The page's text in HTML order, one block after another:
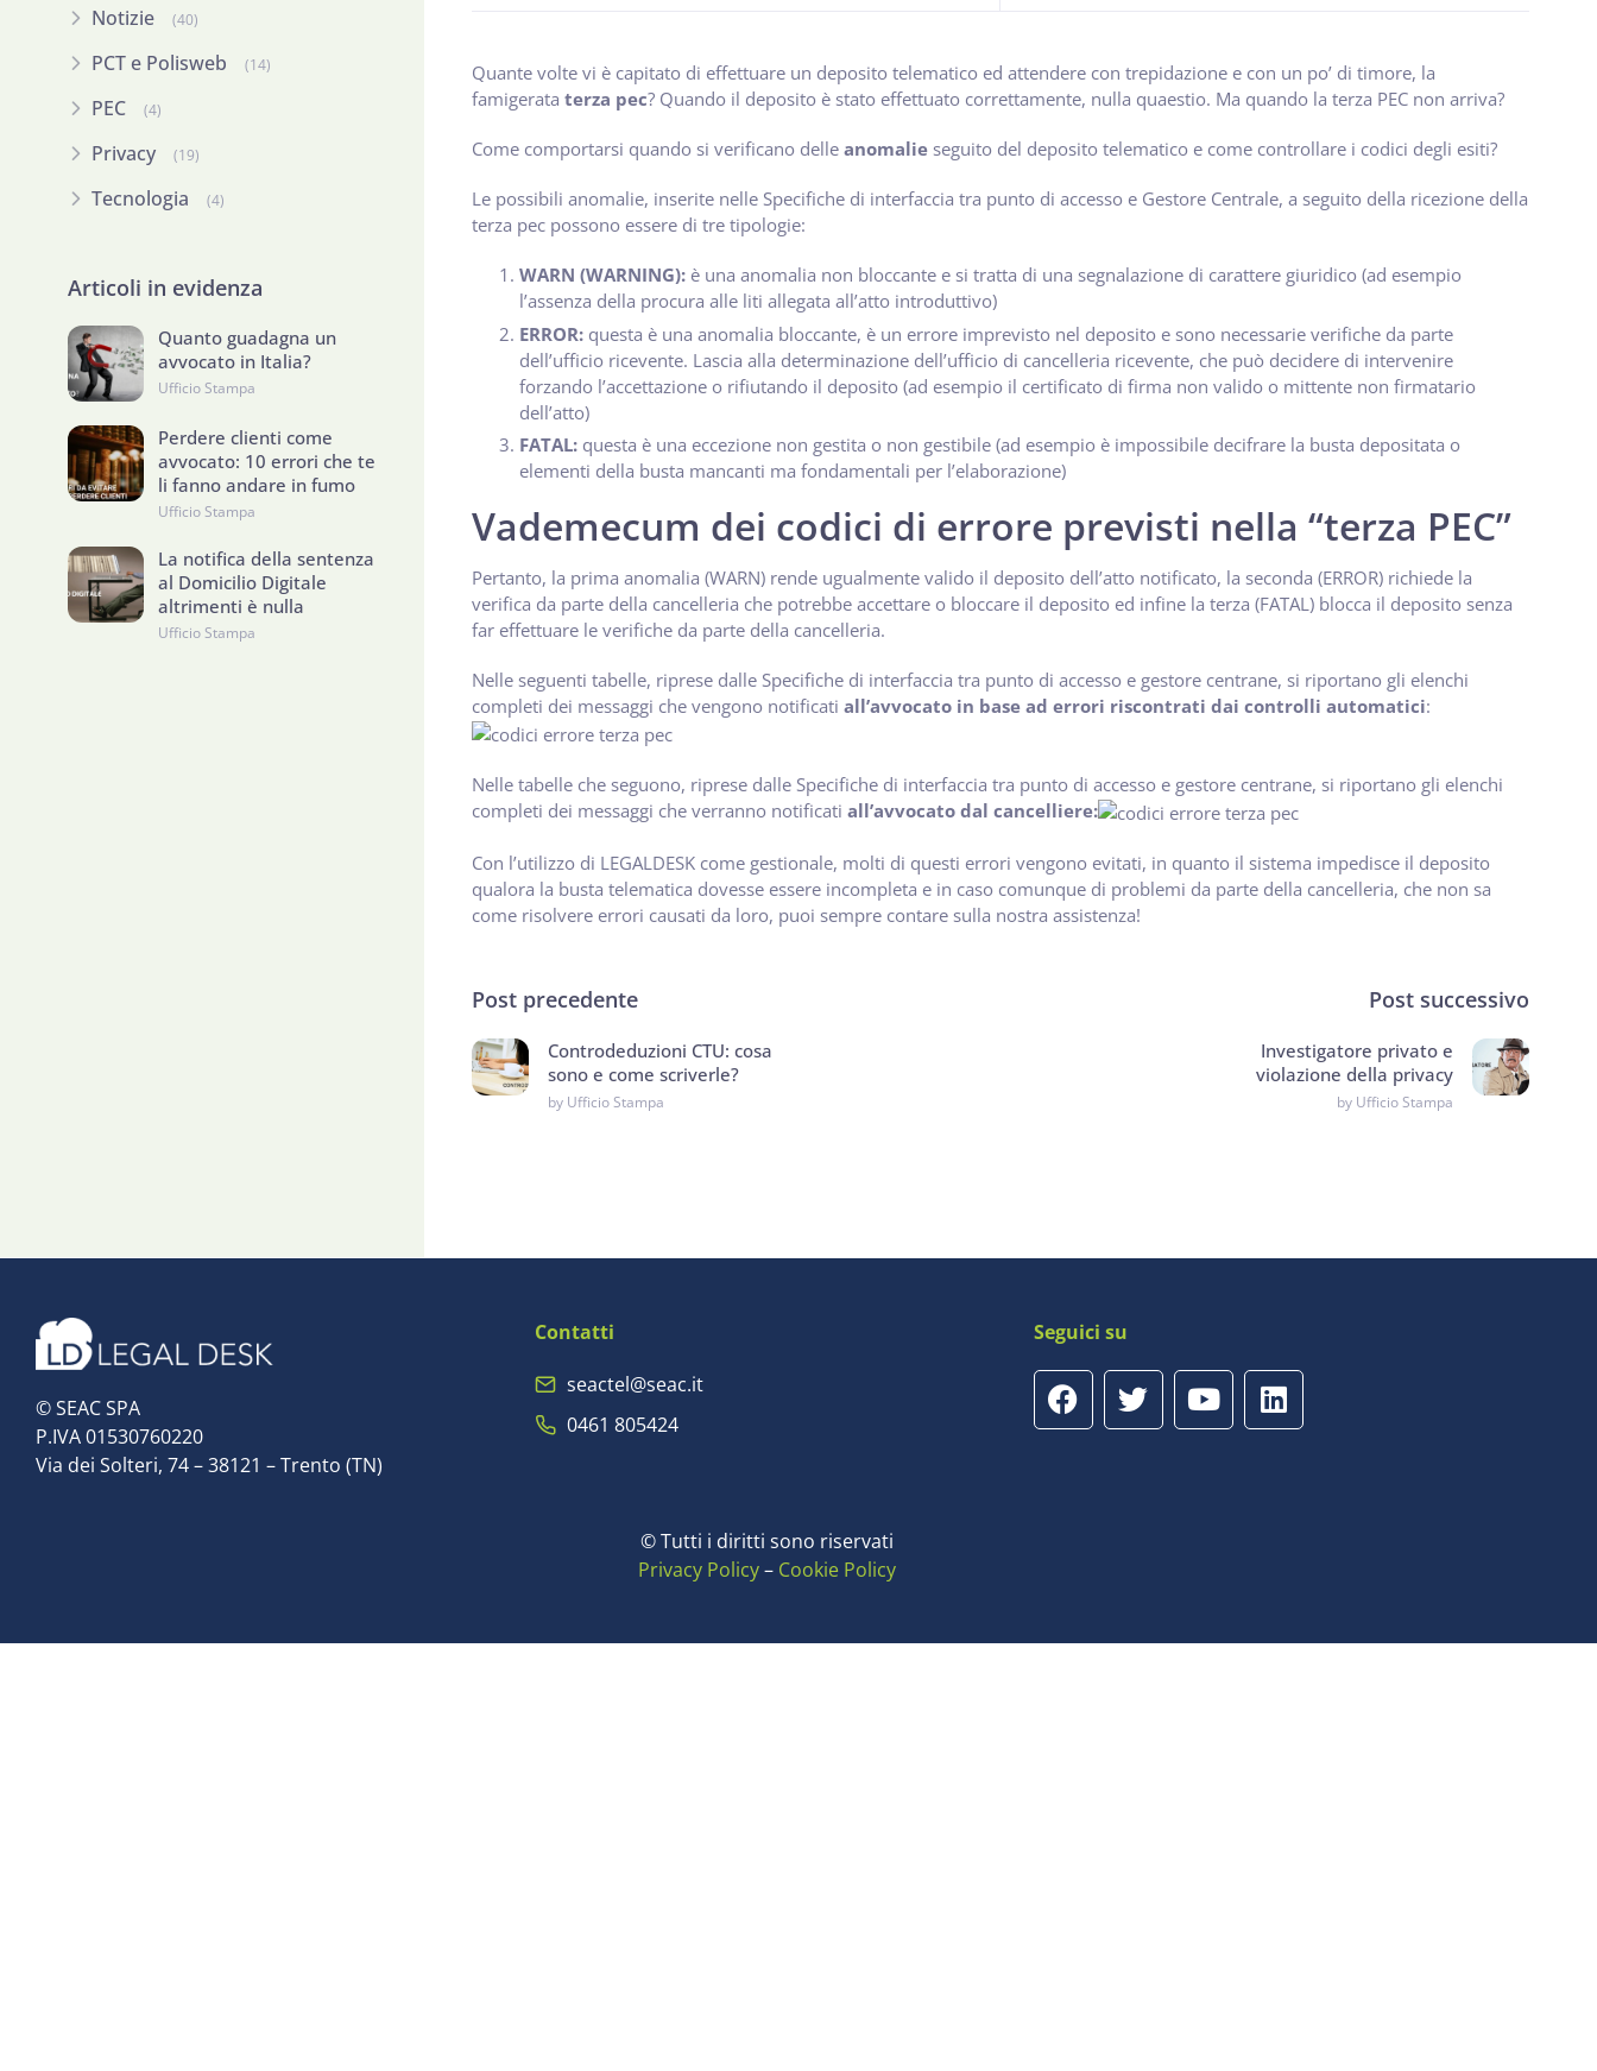
Quante volte vi è capitato di effettuare un deposito telematico ed attendere con trepidazione e con un po’ di timore, la
famigerata terza pec? Quando il deposito è stato effettuato correttamente, nulla quaestio. Ma quando la terza PEC non arriva?
Come comportarsi quando si verificano delle anomalie seguito del deposito telematico e come controllare i codici degli esiti?
Le possibili anomalie, inserite nelle Specifiche di interfaccia tra punto di accesso e Gestore Centrale, a seguito della ricezione della
terza pec possono essere di tre tipologie:
WARN (WARNING): è una anomalia non bloccante e si tratta di una segnalazione di carattere giuridico (ad esempio
l’assenza della procura alle liti allegata all’atto introduttivo)
ERROR: questa è una anomalia bloccante, è un errore imprevisto nel deposito e sono necessarie verifiche da parte
dell’ufficio ricevente. Lascia alla determinazione dell’ufficio di cancelleria ricevente, che può decidere di intervenire
forzando l’accettazione o rifiutando il deposito (ad esempio il certificato di firma non valido o mittente non firmatario
dell’atto)
FATAL: questa è una eccezione non gestita o non gestibile (ad esempio è impossibile decifrare la busta depositata o
elementi della busta mancanti ma fondamentali per l’elaborazione)
Vademecum dei codici di errore previsti nella “terza PEC”
Pertanto, la prima anomalia (WARN) rende ugualmente valido il deposito dell’atto notificato, la seconda (ERROR) richiede la
verifica da parte della cancelleria che potrebbe accettare o bloccare il deposito ed infine la terza (FATAL) blocca il deposito senza
far effettuare le verifiche da parte della cancelleria.
Nelle seguenti tabelle, riprese dalle Specifiche di interfaccia tra punto di accesso e gestore centrane, si riportano gli elenchi
completi dei messaggi che vengono notificati all’avvocato in base ad errori riscontrati dai controlli automatici:
Nelle tabelle che seguono, riprese dalle Specifiche di interfaccia tra punto di accesso e gestore centrane, si riportano gli elenchi
completi dei messaggi che verranno notificati all’avvocato dal cancelliere:
Con l’utilizzo di LEGALDESK come gestionale, molti di questi errori vengono evitati, in quanto il sistema impedisce il deposito
qualora la busta telematica dovesse essere incompleta e in caso comunque di problemi da parte della cancelleria, che non sa
come risolvere errori causati da loro, puoi sempre contare sulla nostra assistenza!
Post precedente
Controdeduzioni CTU: cosa
sono e come scriverle?
by Ufficio Stampa
Post successivo
Investigatore privato e
violazione della privacy
by Ufficio Stampa
Notizie (40)
PCT e Polisweb (14)
PEC (4)
Privacy (19)
Tecnologia (4)
Articoli in evidenza
Quanto guadagna un
avvocato in Italia?
Ufficio Stampa
Perdere clienti come
avvocato: 10 errori che te
li fanno andare in fumo
Ufficio Stampa
La notifica della sentenza
al Domicilio Digitale
altrimenti è nulla
Ufficio Stampa
© SEAC SPA
P.IVA 01530760220
Via dei Solteri, 74 – 38121 – Trento (TN)
Contatti
seactel@seac.it
0461 805424
Seguici su
© Tutti i diritti sono riservati
Privacy Policy– Cookie Policy